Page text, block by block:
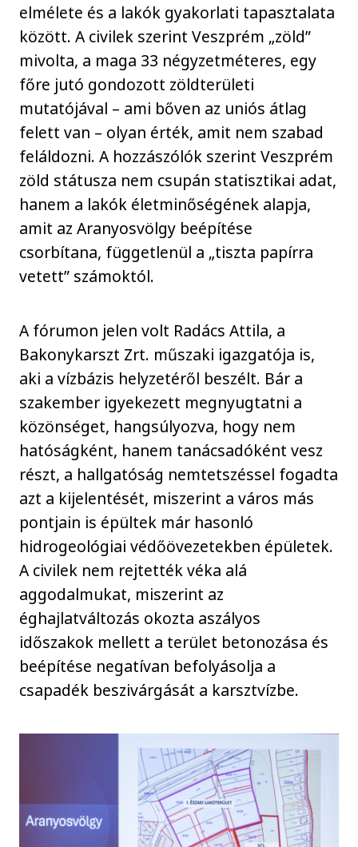
elmélete és a lakók gyakorlati tapasztalata
között. A civilek szerint Veszprém „zöld”
mivolta, a maga 33 négyzetméteres, egy
főre jutó gondozott zöldterületi
mutatójával – ami bőven az uniós átlag
felett van – olyan érték, amit nem szabad
feláldozni. A hozzászólók szerint Veszprém
zöld státusza nem csupán statisztikai adat,
hanem a lakók életminőségének alapja,
amit az Aranyosvölgy beépítése
csorbítana, függetlenül a „tiszta papírra
vetett” számoktól.
A fórumon jelen volt Radács Attila, a
Bakonykarszt Zrt. műszaki igazgatója is,
aki a vízbázis helyzetéről beszélt. Bár a
szakember igyekezett megnyugtatni a
közönséget, hangsúlyozva, hogy nem
hatóságként, hanem tanácsadóként vesz
részt, a hallgatóság nemtetszéssel fogadta
azt a kijelentését, miszerint a város más
pontjain is épültek már hasonló
hidrogeológiai védőövezetekben épületek.
A civilek nem rejtették véka alá
aggodalmukat, miszerint az
éghajlatváltozás okozta aszályos
időszakok mellett a terület betonozása és
beépítése negatívan befolyásolja a
csapadék beszivárgását a karsztvízbe.